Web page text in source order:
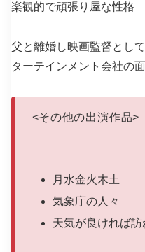
楽観的で頑張り屋な性格
父と離婚し映画監督とし
ターテインメント会社の
<その他の出演作品>
月水金火木土
気象庁の人々
天気が良ければ